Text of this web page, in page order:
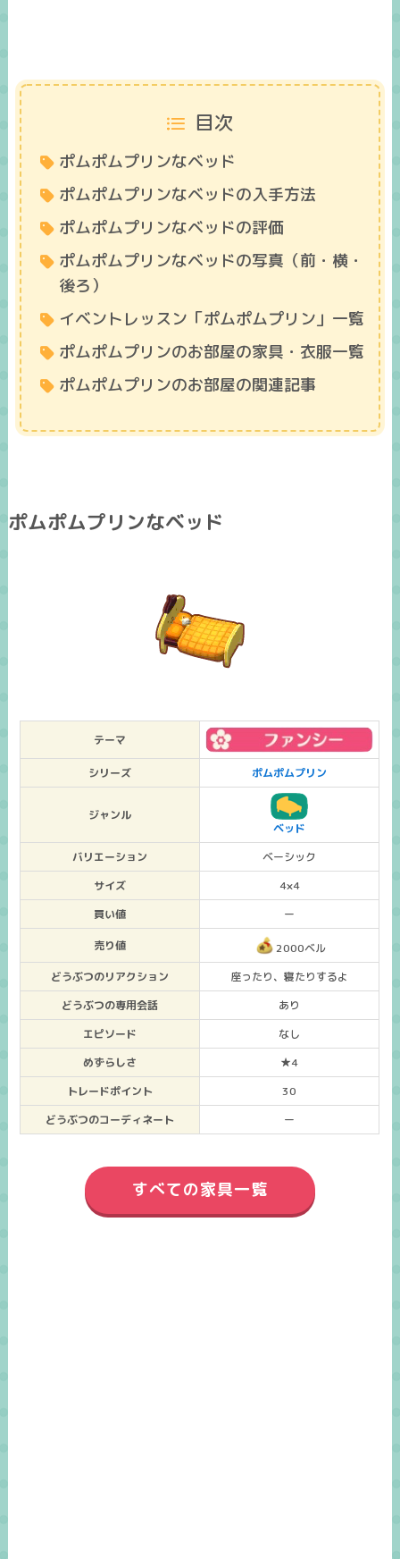
目次
ポムポムプリンなベッド
ポムポムプリンなベッドの入手方法
ポムポムプリンなベッドの評価
ポムポムプリンなベッドの写真（前・横・
後ろ）
イベントレッスン「ポムポムプリン」一覧
ポムポムプリンのお部屋の家具・衣服一覧
ポムポムプリンのお部屋の関連記事
ポムポムプリンなベッド
テーマ
シリーズ ポムポムプリン
ジャンル
ベッド
バリエーション
ベーシック
サイズ
4×4
買い値
ー
売り値
2000ベル
どうぶつのリアクション
座ったり、寝たりするよ
どうぶつの専用会話
あり
エピソード
なし
めずらしさ
★4
トレードポイント
30
どうぶつのコーディネート
ー
すべての家具一覧